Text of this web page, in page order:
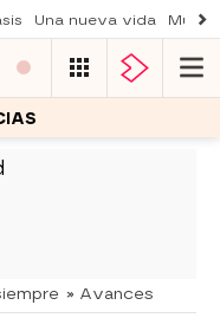
Una nueva vida
» Avances